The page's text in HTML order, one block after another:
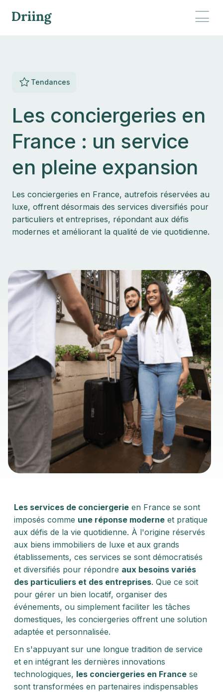
Tendances
Les conciergeries en
France : un service
en pleine expansion
Les conciergeries en France, autrefois réservées au
luxe, offrent désormais des services diversifiés pour
particuliers et entreprises, répondant aux défis
modernes et améliorant la qualité de vie quotidienne.
Les services de conciergerie en France se sont
imposés comme une réponse moderne et pratique
aux défis de la vie quotidienne. À l'origine réservés
aux biens immobiliers de luxe et aux grands
établissements, ces services se sont démocratisés
et diversifiés pour répondre aux besoins variés
des particuliers et des entreprises. Que ce soit
pour gérer un bien locatif, organiser des
événements, ou simplement faciliter les tâches
domestiques, les conciergeries offrent une solution
adaptée et personnalisée.
En s'appuyant sur une longue tradition de service
et en intégrant les dernières innovations
technologiques, les conciergeries en France se
sont transformées en partenaires indispensables